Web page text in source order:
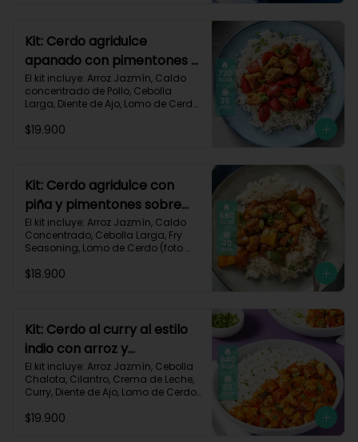
Grasas 45g | Proteínas 40g
Kit: Cerdo agridulce
apanado con pimentones y
arroz jazmín-116
El kit incluye: Arroz Jazmín, Caldo
concentrado de Pollo, Cebolla
Larga, Diente de Ajo, Lomo de Cerdo
Pimentón Rojo, Salsa de Soya,
Carbohidratos 87g | Grasas 21g |
Proteínas 44g
$19.900
Kit: Cerdo agridulce con
piña y pimentones sobre
arroz jazmín-101
El kit incluye: Arroz Jazmín, Caldo
Concentrado, Cebolla Larga, Fry
Seasoning, Lomo de Cerdo (foto
Piña, Salsa de Soya, Vinagre de
Proteínas 41g
$18.900
Kit: Cerdo al curry al estilo
indio con arroz y
pimentón-73
El kit incluye: Arroz Jazmín, Cebolla
Chalota, Cilantro, Crema de Leche,
Curry, Diente de Ajo, Lomo de Cerdo
Rojo, Sour Cream, Receta Impresa.
$19.900